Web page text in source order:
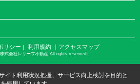
リシー 利用規約 ｜アクセスマップ
式会社レリーフ不動産 All rights reserved.
イト利用状況把握、サービス向上検討を目的と